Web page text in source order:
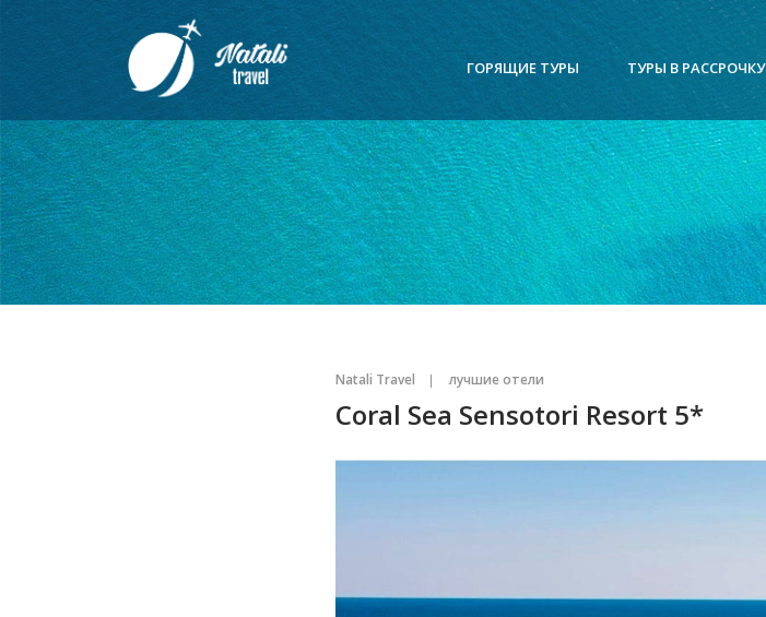
ГОРЯЩИЕ ТУРЫ ТУРЫ В РАССРОЧКУ
Natali Travel лучшие отели
Coral Sea Sensotori Resort 5*